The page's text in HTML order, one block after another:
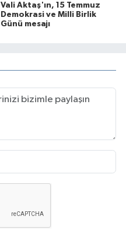
Vali Aktaş'ın, 15 Temmuz
Demokrasi ve Milli Birlik
Günü mesajı